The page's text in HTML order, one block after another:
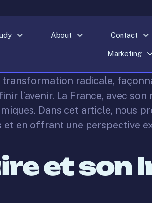
About Contact
Marketing
transformation radicale,
l’avenir. La France, avec
Dans cet article, nous
en offrant une perspective
et son